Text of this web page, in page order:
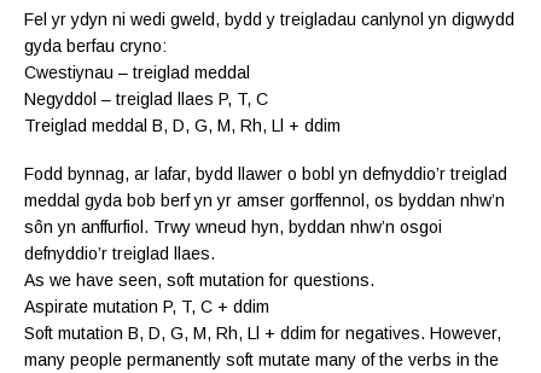
Fel yr ydyn ni wedi gweld, bydd y treigladau canlynol yn digwydd
gyda berfau cryno:
Cwestiynau – treiglad meddal
Negyddol – treiglad llaes P, T, C
Treiglad meddal B, D, G, M, Rh, Ll + ddim
Fodd bynnag, ar lafar, bydd llawer o bobl yn defnyddio’r treiglad
meddal gyda bob berf yn yr amser gorffennol, os byddan nhw’n
sôn yn anffurfiol. Trwy wneud hyn, byddan nhw’n osgoi
defnyddio’r treiglad llaes.
As we have seen, soft mutation for questions.
Aspirate mutation P, T, C + ddim
Soft mutation B, D, G, M, Rh, Ll + ddim for negatives. However,
many people permanently soft mutate many of the verbs in the